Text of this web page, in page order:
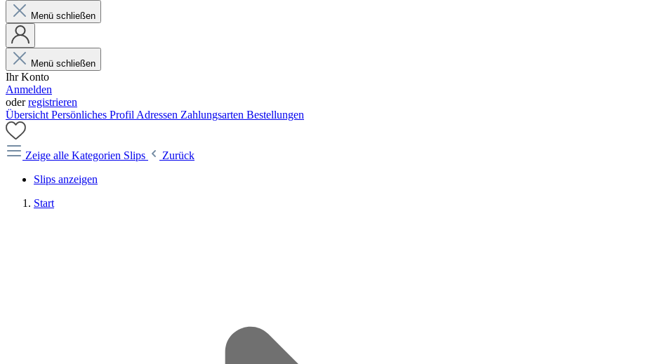
Menü schließen
Menü schließen
Ihr Konto
Anmelden
oderregistrieren
Übersicht Persönliches Profil Adressen Zahlungsarten Bestellungen
Zeige alle Kategorien Slips
Zurück
Slips anzeigen
Start